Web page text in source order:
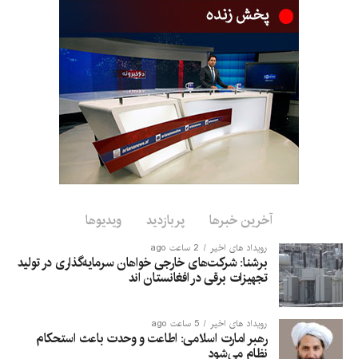
تاماهاوک، در حال ایجاد است.
پیش از این، رویترز گزارش داده بود که ارتش امریکا در جریان
درگیری پنج‌ماهه با ایران، بخش بزرگی از ذخایر جهانی موشک‌های
دوربرد دقیق خود را مصرف کرده است.
#امریکا #ایران #ترمپ #جنگ #خبر_تازه
آخرین خبرها پربازدید ویدیوها
رویداد های اخیر 2 ساعت ago
برشنا: شرکت‌های خارجی خواهان سرمایه‌گذاری در تولید
تجهیزات برقی در افغانستان‌ اند
رویداد های اخیر 5 ساعت ago
رهبر امارت اسلامی: اطاعت و وحدت باعث استحکام
نظام می‌شود